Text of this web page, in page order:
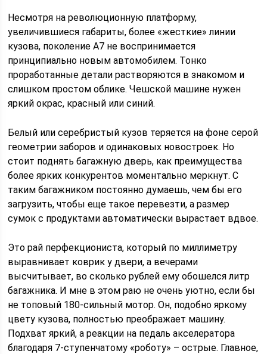
Несмотря на революционную платформу,
увеличившиеся габариты, более «жесткие» линии
кузова, поколение A7 не воспринимается
принципиально новым автомобилем. Тонко
проработанные детали растворяются в знакомом и
слишком простом облике. Чешской машине нужен
яркий окрас, красный или синий.
Белый или серебристый кузов теряется на фоне серой
геометрии заборов и одинаковых новостроек. Но
стоит поднять багажную дверь, как преимущества
более ярких конкурентов моментально меркнут. С
таким багажником постоянно думаешь, чем бы его
загрузить, чтобы еще такое перевезти, а размер
сумок с продуктами автоматически вырастает вдвое.
Это рай перфекциониста, который по миллиметру
выравнивает коврик у двери, а вечерами
высчитывает, во сколько рублей ему обошелся литр
багажника. И мне в этом раю не очень уютно, если бы
не топовый 180-сильный мотор. Он, подобно яркому
цвету кузова, полностью преображает машину.
Подхват яркий, а реакции на педаль акселератора
благодаря 7-ступенчатому «роботу» – острые. Главное,